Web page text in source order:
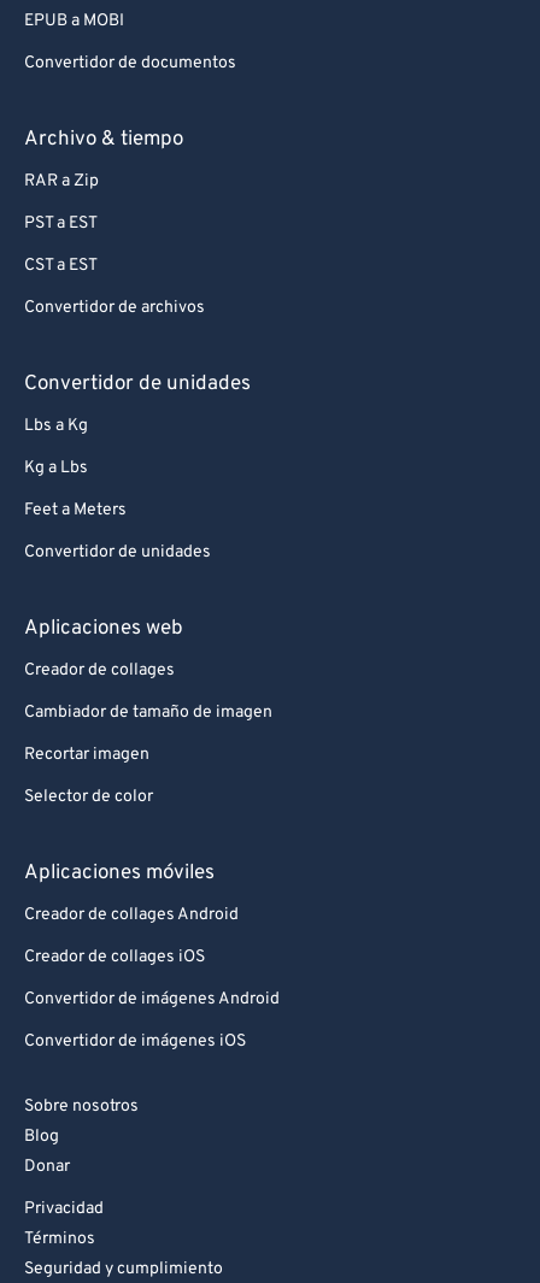
EPUB a MOBI
Convertidor de documentos
Archivo & tiempo
RAR a Zip
PST a EST
CST a EST
Convertidor de archivos
Convertidor de unidades
Lbs a Kg
Kg a Lbs
Feet a Meters
Convertidor de unidades
Aplicaciones web
Creador de collages
Cambiador de tamaño de imagen
Recortar imagen
Selector de color
Aplicaciones móviles
Creador de collages Android
Creador de collages iOS
Convertidor de imágenes Android
Convertidor de imágenes iOS
Sobre nosotros
Blog
Donar
Privacidad
Términos
Seguridad y cumplimiento